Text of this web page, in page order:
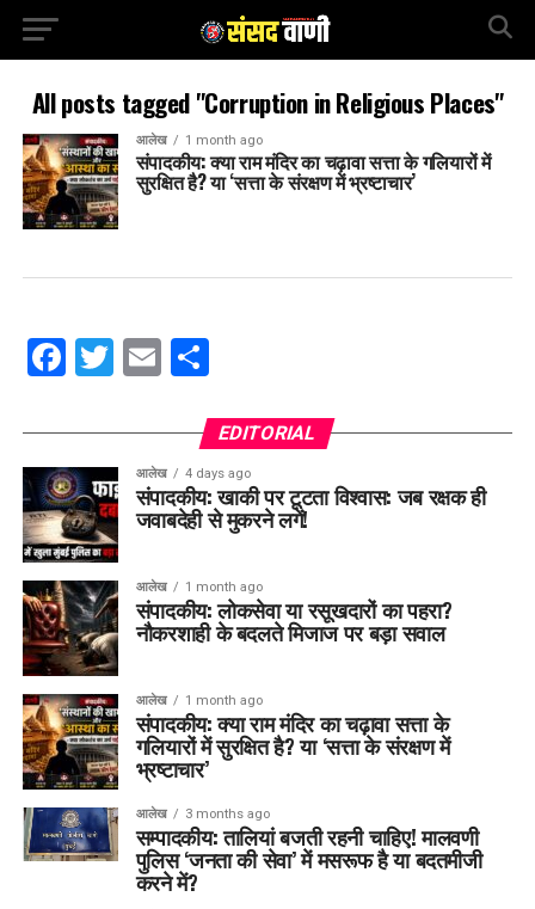
All posts tagged "Corruption in Religious Places"
आलेख 1 month ago
संपादकीय: क्या राम मंदिर का चढ़ावा सत्ता के गलियारों में
सुरक्षित है? या ‘सत्ता के संरक्षण में भ्रष्टाचार’
Facebook
Twitter
EmailShare
EDITORIAL
आलेख 4 days ago
संपादकीय: खाकी पर टूटता विश्वास: जब रक्षक ही
जवाबदेही से मुकरने लगें!
आलेख 1 month ago
संपादकीय: लोकसेवा या रसूखदारों का पहरा?
नौकरशाही के बदलते मिजाज पर बड़ा सवाल
आलेख 1 month ago
संपादकीय: क्या राम मंदिर का चढ़ावा सत्ता के
गलियारों में सुरक्षित है? या ‘सत्ता के संरक्षण में
भ्रष्टाचार’
आलेख 3 months ago
सम्पादकीय: तालियां बजती रहनी चाहिए! मालवणी
पुलिस ‘जनता की सेवा’ में मसरूफ है या बदतमीजी
करने में?